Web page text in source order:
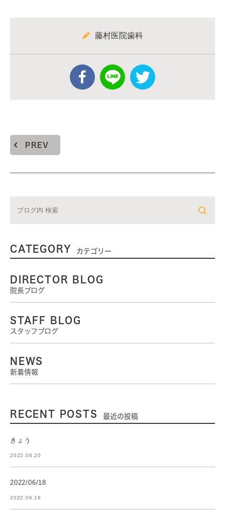
藤村医院歯科
PREV
CATEGORY カテゴリー
DIRECTOR BLOG
院長ブログ
STAFF BLOG
スタッフブログ
NEWS
新着情報
RECENT POSTS 最近の投稿
きょう
2022.06.20
2022/06/18
2022.06.18